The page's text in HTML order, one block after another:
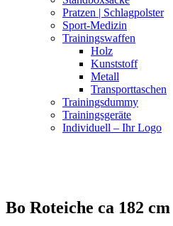
Pratzen | Schlagpolster
Sport-Medizin
Trainingswaffen
Holz
Kunststoff
Metall
Transporttaschen
Trainingsdummy
Trainingsgeräte
Individuell – Ihr Logo
Bo Roteiche ca 182 cm